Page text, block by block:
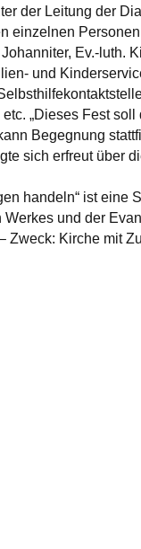
der Leitung der
einzelnen
Ev.-luth.
und
„Dieses Fest
Begegnung
sich erfreut über
handeln“ ist
und der
Zweck: Kirche mit